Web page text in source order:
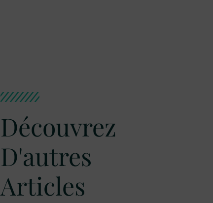
Découvrez
D'autres
Articles